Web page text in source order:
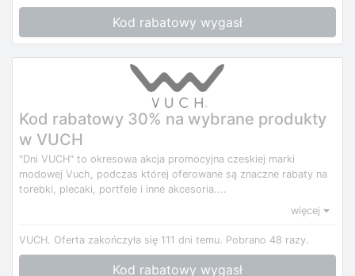
Kod rabatowy wygasł
Kod rabatowy 30% na wybrane produkty
w VUCH
"Dni VUCH" to okresowa akcja promocyjna czeskiej marki
modowej Vuch, podczas której oferowane są znaczne rabaty na
torebki, plecaki, portfele i inne akcesoria....
więcej
VUCH. Oferta zakończyła się 111 dni temu. Pobrano 48 razy.
Kod rabatowy wygasł